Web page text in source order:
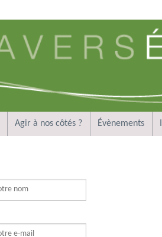
Agir à nos côtés ? Évènements